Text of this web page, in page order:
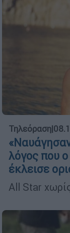
Τηλεόραση|
λόγος που
έκλεισε
All Star